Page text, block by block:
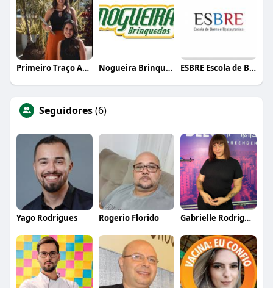
Primeiro Traço Arquitetura Nogueira Brinquedos ESBRE Escola de Bares e Restaurantes
Seguidores(6)
Yago Rodrigues Rogerio Florido Gabrielle Rodrigues